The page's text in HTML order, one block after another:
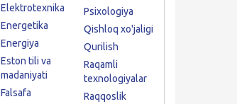
Elektrotexnika
Energetika
Energiya
Eston tili va
madaniyati
Falsafa
Psixologiya
Qishloq xo'jaligi
Qurilish
Raqamli
texnologiyalar
Raqqoslik